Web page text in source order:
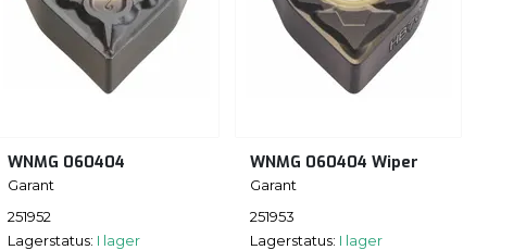
WNMG 060404
Garant
251952
Lagerstatus: I lager
WNMG 060404 Wiper
Garant
251953
Lagerstatus: I lager